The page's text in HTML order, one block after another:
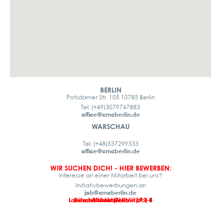
BERLIN
Potsdamer Str. 105 10785 Berlin
Tel: (+49)3079747883
office@cmcberlin.de
WARSCHAU
Tel: (+48)537299333
office@cmcberlin.de
WIR SUCHEN DICH! - HIER BEWERBEN:
Interesse an einer Mitarbeit bei uns?
Initiativbewerbungen an
job@cmcberlin.de
Büroassistenz (Teilzeitjob)
Landschaftsarchitekt/in LP 1-4
Landschaftsarchitekt/in LP 1-8
Praktikant/in